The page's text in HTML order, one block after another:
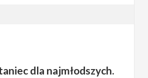
dla najmłodszych.